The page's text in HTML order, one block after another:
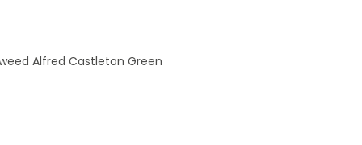
Alfred Castleton Green